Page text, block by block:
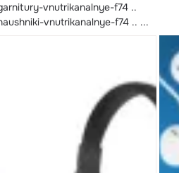
vnutrikanalnye-f74 ..
vnutrikanalnye-f74 .. ...